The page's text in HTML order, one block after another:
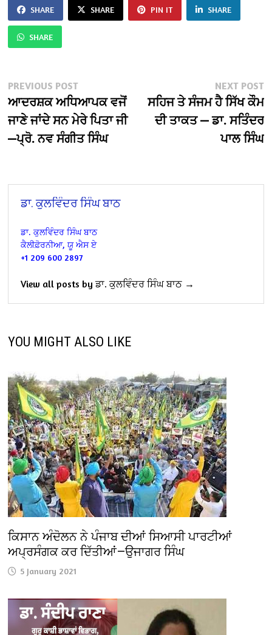
SHARE SHARE PIN IT SHARE
SHARE
Post
navigation
PREVIOUS POSTPrevious
post:
ਆਦਰਸ਼ਕ ਅਧਿਆਪਕ ਵਜੋਂ
ਜਾਣੇ ਜਾਂਦੇ ਸਨ ਮੇਰੇ ਪਿਤਾ ਜੀ
—ਪ੍ਰੋ. ਨਵ ਸੰਗੀਤ ਸਿੰਘ
NEXT POST
ਸਹਿਜ ਤੇ ਸੰਜਮ ਹੈ ਸਿੱਖ ਕੌਮ
ਦੀ ਤਾਕਤ — ਡਾ. ਸਤਿੰਦਰ
ਪਾਲ ਸਿੰਘ
ਡਾ. ਕੁਲਵਿੰਦਰ ਸਿੰਘ ਬਾਠ
ਡਾ. ਕੁਲਵਿੰਦਰ ਸਿੰਘ ਬਾਠ
ਕੈਲੀਫ਼ੋਰਨੀਆ, ਯੂ ਐਸ ਏ
+1 209 600 2897
View all posts by ਡਾ. ਕੁਲਵਿੰਦਰ ਸਿੰਘ ਬਾਠ →
YOU MIGHT ALSO LIKE
ਕਿਸਾਨ ਅੰਦੋਲਨ ਨੇ ਪੰਜਾਬ ਦੀਆਂ ਸਿਆਸੀ ਪਾਰਟੀਆਂ
ਅਪ੍ਰਸੰਗਕ ਕਰ ਦਿੱਤੀਆਂ—ਉਜਾਗਰ ਸਿੰਘ
5 January 2021